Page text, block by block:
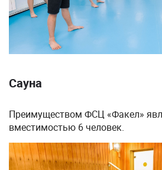
Сауна
Преимуществом ФСЦ «Факел»
вместимостью 6 человек.